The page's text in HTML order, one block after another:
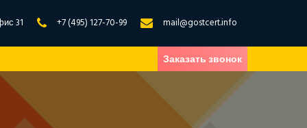
31 +7 (495) 127-70-99 mail@gostcert.info
Заказать звонок